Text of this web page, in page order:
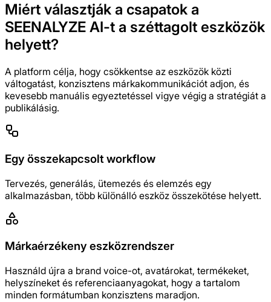
Miért választják a csapatok a
SEENALYZE AI-t a széttagolt eszközök
helyett?
A platform célja, hogy csökkentse az eszközök közti
váltogatást, konzisztens márkakommunikációt adjon, és
kevesebb manuális egyeztetéssel vigye végig a stratégiát a
publikálásig.
Egy összekapcsolt workflow
Tervezés, generálás, ütemezés és elemzés egy
alkalmazásban, több különálló eszköz összekötése helyett.
Márkaérzékeny eszközrendszer
Használd újra a brand voice-ot, avatárokat, termékeket,
helyszíneket és referenciaanyagokat, hogy a tartalom
minden formátumban konzisztens maradjon.